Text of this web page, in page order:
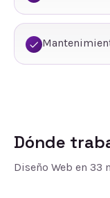
Dónde
Diseño Web en 33